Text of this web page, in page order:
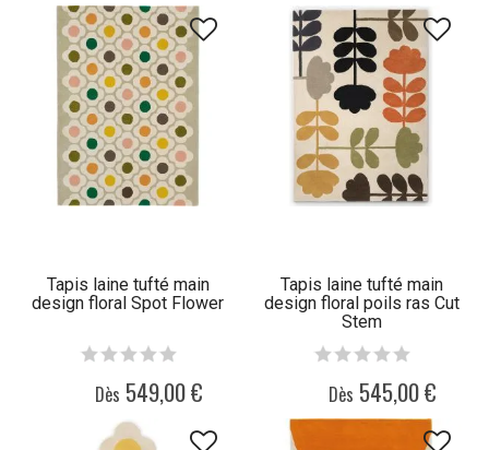
Tapis laine tufté main
design floral Spot Flower
Dès 549,00 €
Tapis laine tufté main
design floral poils ras Cut
Stem
Dès 545,00 €